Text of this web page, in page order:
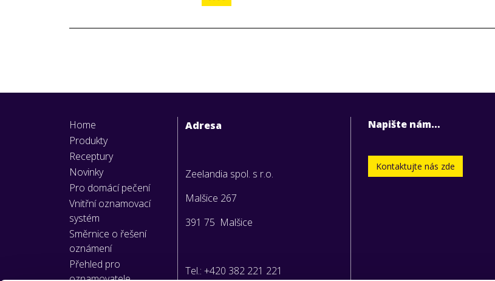
Home
Produkty
Receptury
Novinky
Pro domácí pečení
Vnitřní oznamovací
systém
Směrnice o řešení
oznámení
Přehled pro
oznamovatele
Adresa
Zeelandia spol. s r.o.
Malšice 267
391 75 Malšice
Tel.: +420 382 221 221
Napište nám…
Kontaktujte nás zde